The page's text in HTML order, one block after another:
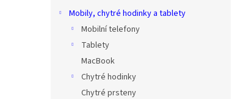
Mobily, chytré hodinky a tablety
Mobilní telefony
Tablety
MacBook
Chytré hodinky
Chytré prsteny